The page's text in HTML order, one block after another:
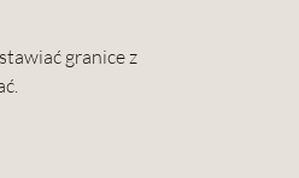
granice z